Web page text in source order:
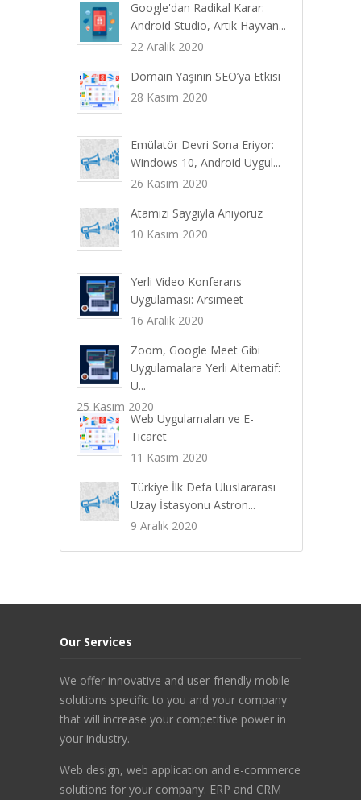
Google'dan Radikal Karar:
Android Studio, Artık Hayvan...
22 Aralık 2020
Domain Yaşının SEO’ya Etkisi
28 Kasım 2020
Emülatör Devri Sona Eriyor:
Windows 10, Android Uygul...
26 Kasım 2020
Atamızı Saygıyla Anıyoruz
10 Kasım 2020
Yerli Video Konferans
Uygulaması: Arsimeet
16 Aralık 2020
Zoom, Google Meet Gibi
Uygulamalara Yerli Alternatif:
U...
25 Kasım 2020
Web Uygulamaları ve E-
Ticaret
11 Kasım 2020
Türkiye İlk Defa Uluslararası
Uzay İstasyonu Astron...
9 Aralık 2020
Our Services
We offer innovative and user-friendly mobile
solutions specific to you and your company
that will increase your competitive power in
your industry.
Web design, web application and e-commerce
solutions for your company. ERP and CRM